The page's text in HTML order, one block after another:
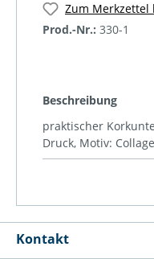
Zum Merkzettel
Prod.-Nr.: 330-1
Beschreibung
praktischer
Druck, Motiv:
Kontakt